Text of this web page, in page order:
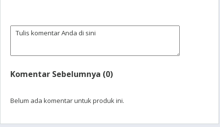
Komentar Sebelumnya (0)
Belum ada komentar untuk produk ini.